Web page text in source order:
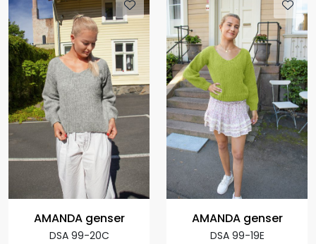
AMANDA genser
DSA 99-20C
AMANDA genser
DSA 99-19E